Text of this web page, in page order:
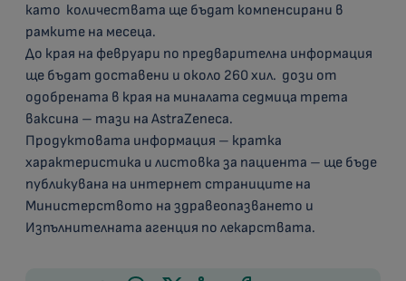
като количествата ще бъдат компенсирани в
рамките на месеца.
До края на февруари по предварителна информация
ще бъдат доставени и около 260 хил. дози от
одобрената в края на миналата седмица трета
ваксина – тази на AstraZeneca.
Продуктовата информация – кратка
характеристика и листовка за пациента – ще бъде
публикувана на интернет страниците на
Министерството на здравеопазването и
Изпълнителната агенция по лекарствата.